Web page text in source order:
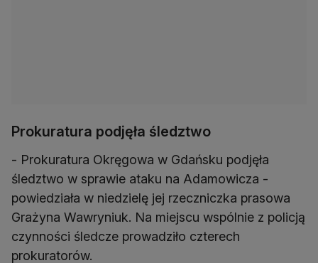
Prokuratura podjęła śledztwo
- Prokuratura Okręgowa w Gdańsku podjęła
śledztwo w sprawie ataku na Adamowicza -
powiedziała w niedzielę jej rzeczniczka prasowa
Grażyna Wawryniuk. Na miejscu wspólnie z policją
czynności śledcze prowadziło czterech
prokuratorów.